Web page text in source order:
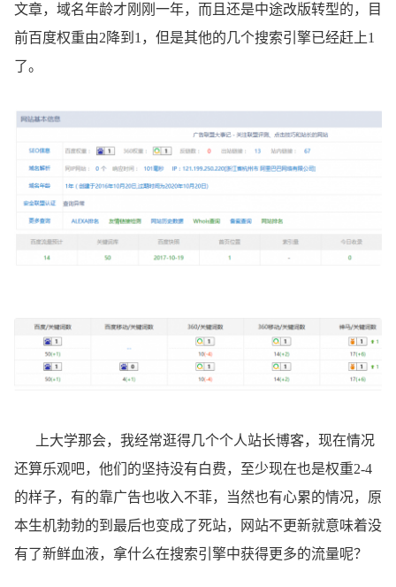
文章，域名年龄才刚刚一年，而且还是中途改版转型的，目
前百度权重由2降到1，但是其他的几个搜索引擎已经赶上1
了。
上大学那会，我经常逛得几个个人站长博客，现在情况
还算乐观吧，他们的坚持没有白费，至少现在也是权重2-4
的样子，有的靠广告也收入不菲，当然也有心累的情况，原
本生机勃勃的到最后也变成了死站，网站不更新就意味着没
有了新鲜血液，拿什么在搜索引擎中获得更多的流量呢？